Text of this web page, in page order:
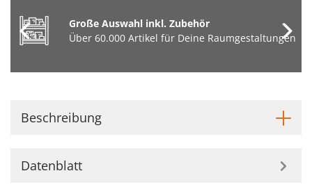
Große Auswahl inkl. Zubehör
Über 60.000 Artikel für Deine Raumgestaltungen
Beschreibung
Datenblatt